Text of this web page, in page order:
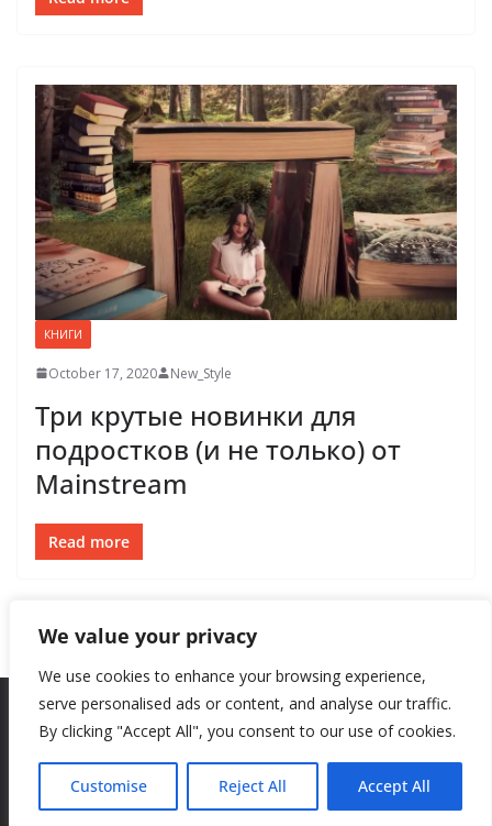
We value your privacy
We use cookies to enhance your browsing experience,
serve personalised ads or content, and analyse our traffic.
By clicking "Accept All", you consent to our use of cookies.
Customise Reject All Accept All
КНИГИ
October 17, 2020 New_Style
Три крутые новинки для
подростков (и не только) от
Mainstream
Read more
Theme:ColorMag by ThemeGrill. Powered byWordPress